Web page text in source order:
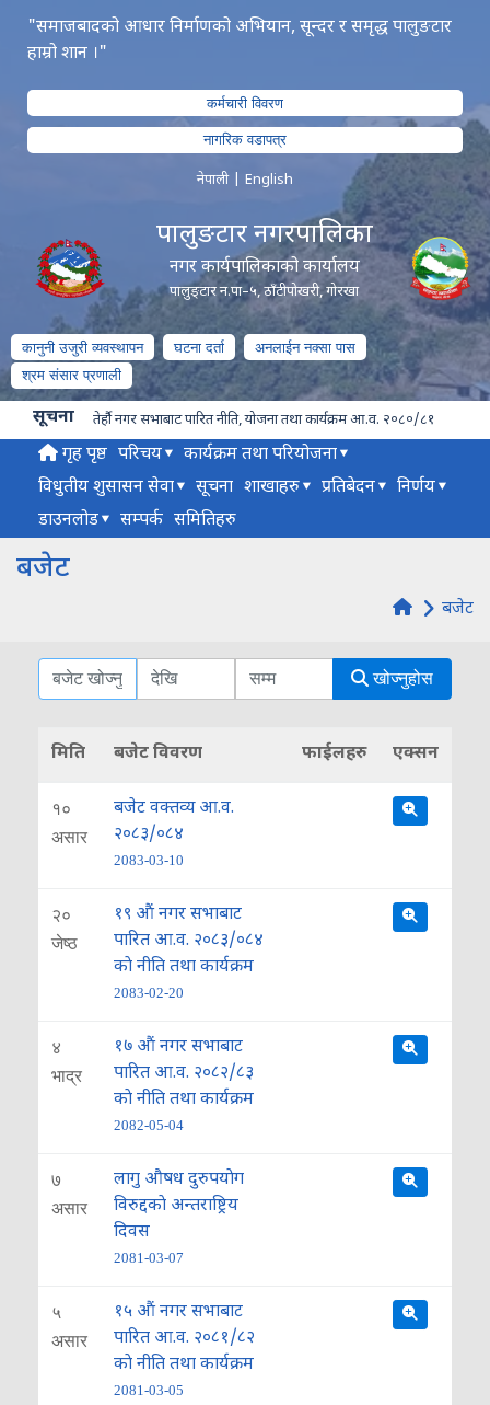
"समाजबादको आधार निर्माणको अभियान, सून्दर र समृद्ध पालुङटार
हाम्रो शान ।"
कर्मचारी विवरण
नागरिक वडापत्र
नेपाली English
पालुङटार नगरपालिका
नगर कार्यपालिकाको कार्यालय
पालुङ्टार न.पा–५, ठाँटीपोखरी, गोरखा
कानुनी उजुरी व्यवस्थापन घटना दर्ता
अनलाईन नक्सा पास
श्रम संसार प्रणाली
सूचना तेर्हौ नगर सभाबाट पारित नीति, योजना तथा कार्यक्रम आ.व. २०८०/८१
गृह पृष्ठ परिचय
कार्यक्रम तथा परियोजना
विधुतीय शुसासन सेवा
सूचना शाखाहरु प्रतिबेदन
निर्णय
डाउनलोड
सम्पर्क समितिहरु
बजेट
बजेट
खोज्नुहोस
मिति बजेट विवरण फाईलहरु एक्सन
१०
असार
बजेट वक्तव्य आ.व.
२०८३/०८४
2083-03-10
२०
जेष्ठ
१९ औं नगर सभाबाट
पारित आ.व. २०८३/०८४
काे नीति तथा कार्यक्रम
2083-02-20
४
भाद्र
१७ औं नगर सभाबाट
पारित आ.व. २०८२/८३
काे नीति तथा कार्यक्रम
2082-05-04
७
असार
लागु औषध दुरुपयाेग
विरुद्दकाे अन्तराष्ट्रिय
दिवस
2081-03-07
५
असार
१५ औं नगर सभाबाट
पारित आ.व. २०८१/८२
काे नीति तथा कार्यक्रम
2081-03-05